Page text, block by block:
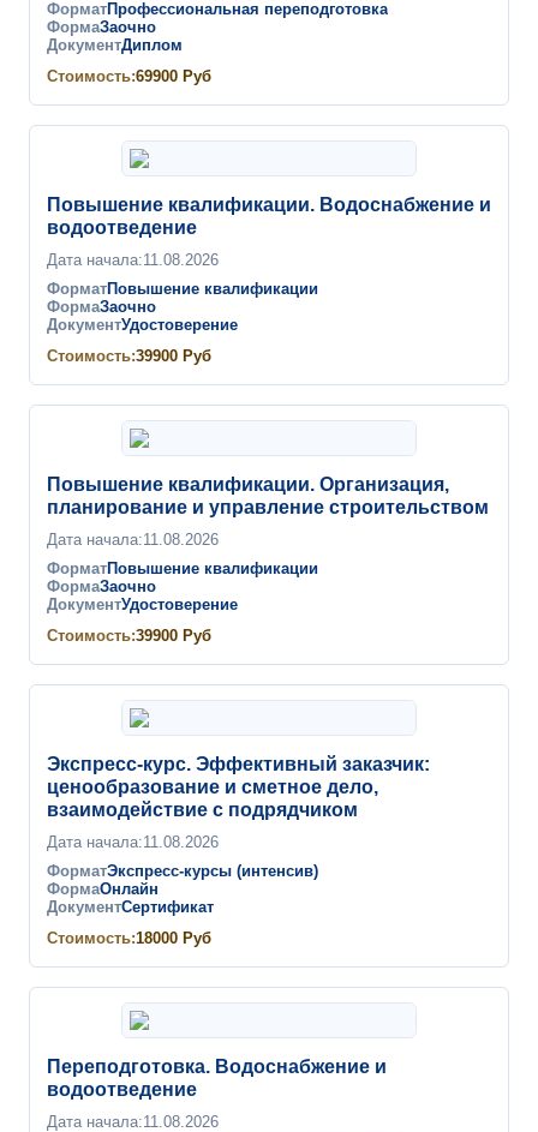
ФорматПрофессиональная переподготовка
ФормаЗаочно
ДокументДиплом
Стоимость:69900 Руб
Повышение квалификации. Водоснабжение и
водоотведение
Дата начала:11.08.2026
ФорматПовышение квалификации
ФормаЗаочно
ДокументУдостоверение
Стоимость:39900 Руб
Повышение квалификации. Организация,
планирование и управление строительством
Дата начала:11.08.2026
ФорматПовышение квалификации
ФормаЗаочно
ДокументУдостоверение
Стоимость:39900 Руб
Экспресс-курс. Эффективный заказчик:
ценообразование и сметное дело,
взаимодействие с подрядчиком
Дата начала:11.08.2026
ФорматЭкспресс-курсы (интенсив)
ФормаОнлайн
ДокументСертификат
Стоимость:18000 Руб
Переподготовка. Водоснабжение и
водоотведение
Дата начала:11.08.2026